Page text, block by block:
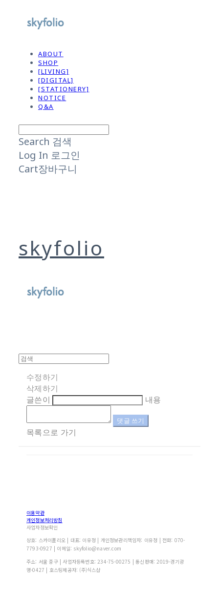
ABOUT
SHOP
[LIVING]
[DIGITAL]
[STATIONERY]
NOTICE
Q&A
Search 검색
Log In 로그인
Cart장바구니
skyfolio
수정하기
삭제하기
글쓴이
내용
댓글 쓰기
목록으로 가기
이용약관
개인정보처리방침
사업자정보확인
상호: 스카이폴리오 | 대표: 이유정 | 개인정보관리책임자: 이유정 | 전화: 070-
7793-0927 | 이메일: skyfolio@naver.com
주소: 서울 중구 | 사업자등록번호: 234-75-00275 | 통신판매: 2019-경기광
명-0427 | 호스팅제공자: (주)식스샵